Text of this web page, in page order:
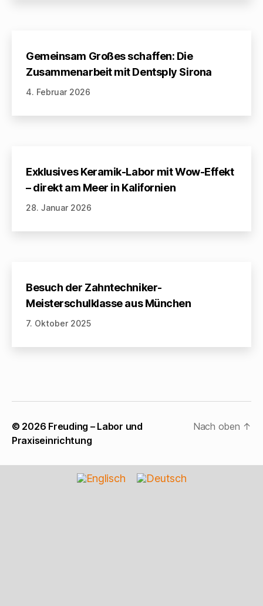
Gemeinsam Großes schaffen: Die
Zusammenarbeit mit Dentsply Sirona
4. Februar 2026
Exklusives Keramik-Labor mit Wow-Effekt
– direkt am Meer in Kalifornien
28. Januar 2026
Besuch der Zahntechniker-
Meisterschulklasse aus München
7. Oktober 2025
© 2026 Freuding – Labor und
Praxiseinrichtung
Nach oben ↑